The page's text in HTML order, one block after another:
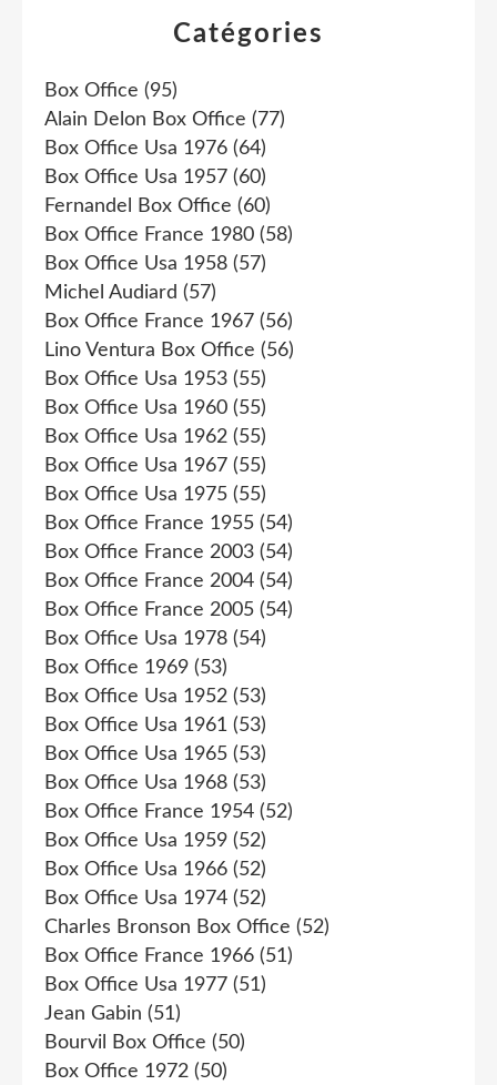
Catégories
Box Office (95)
Alain Delon Box Office (77)
Box Office Usa 1976 (64)
Box Office Usa 1957 (60)
Fernandel Box Office (60)
Box Office France 1980 (58)
Box Office Usa 1958 (57)
Michel Audiard (57)
Box Office France 1967 (56)
Lino Ventura Box Office (56)
Box Office Usa 1953 (55)
Box Office Usa 1960 (55)
Box Office Usa 1962 (55)
Box Office Usa 1967 (55)
Box Office Usa 1975 (55)
Box Office France 1955 (54)
Box Office France 2003 (54)
Box Office France 2004 (54)
Box Office France 2005 (54)
Box Office Usa 1978 (54)
Box Office 1969 (53)
Box Office Usa 1952 (53)
Box Office Usa 1961 (53)
Box Office Usa 1965 (53)
Box Office Usa 1968 (53)
Box Office France 1954 (52)
Box Office Usa 1959 (52)
Box Office Usa 1966 (52)
Box Office Usa 1974 (52)
Charles Bronson Box Office (52)
Box Office France 1966 (51)
Box Office Usa 1977 (51)
Jean Gabin (51)
Bourvil Box Office (50)
Box Office 1972 (50)